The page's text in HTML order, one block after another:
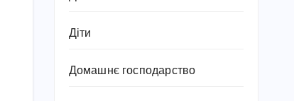
Діти
Домашнє господарство